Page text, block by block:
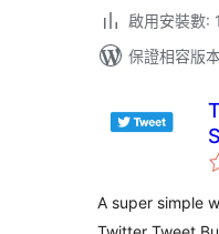
啟用安裝數:
保證相容版
A super simple